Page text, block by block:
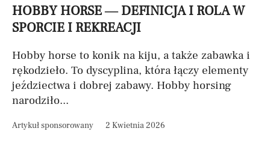
HOBBY HORSE — DEFINICJA I ROLA W
SPORCIE I REKREACJI
Hobby horse to konik na kiju, a także zabawka i
rękodzieło. To dyscyplina, która łączy elementy
jeździectwa i dobrej zabawy. Hobby horsing
narodziło...
Artykuł sponsorowany 2 Kwietnia 2026